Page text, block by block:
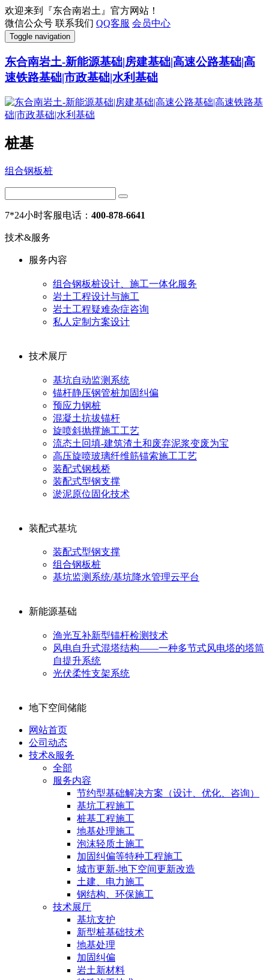
欢迎来到『东合南岩土』官方网站！
微信公众号 联系我们 QQ客服 会员中心
Toggle navigation
东合南岩土-新能源基础|房建基础|高速公路基础|高
速铁路基础|市政基础|水利基础
桩基
组合钢板桩
7*24小时客服电话： 400-878-6641
技术&服务
服务内容
组合钢板桩设计、施工一体化服务
岩土工程设计与施工
岩土工程疑难杂症咨询
私人定制方案设计
技术展厅
基坑自动监测系统
锚杆静压钢管桩加固纠偏
预应力钢桩
混凝土抗拔锚杆
旋喷斜抛撑施工工艺
流态土回填-建筑渣土和废弃泥浆变废为宝
高压旋喷玻璃纤维筋锚索施工工艺
装配式钢栈桥
装配式型钢支撑
淤泥原位固化技术
装配式基坑
装配式型钢支撑
组合钢板桩
基坑监测系统/基坑降水管理云平台
新能源基础
渔光互补新型锚杆检测技术
风电自升式混塔结构——一种多节式风电塔的塔筒
自提升系统
光伏柔性支架系统
地下空间储能
网站首页
公司动态
技术&服务
全部
服务内容
节约型基础解决方案（设计、优化、咨询）
基坑工程施工
桩基工程施工
地基处理施工
泡沫轻质土施工
加固纠偏等特种工程施工
城市更新-地下空间更新改造
土建、电力施工
钢结构、环保施工
技术展厅
基坑支护
新型桩基础技术
地基处理
加固纠偏
岩土新材料